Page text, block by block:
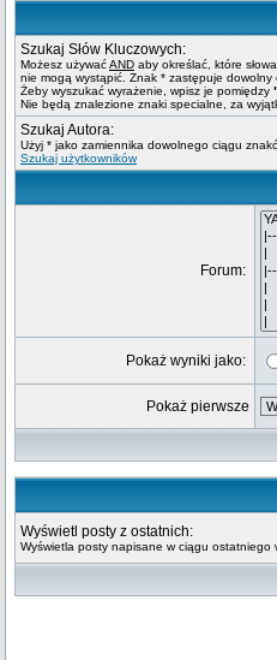
Szukaj Słów Kluczowych:
Możesz używaćAND aby określać, które
nie mogą wystąpić. Znak * zastępuje dowolny
Żeby wyszukać wyrażenie, wpisz je pomiędzy "
Nie będą znalezione znaki specialne, za
Szukaj Autora:
Użyj * jako zamiennika dowolnego ciągu
Szukaj użytkowników
Forum:
Pokaż wyniki jako:
Pokaż pierwsze
Wyświetl posty z ostatnich:
Wyświetla posty napisane w ciągu